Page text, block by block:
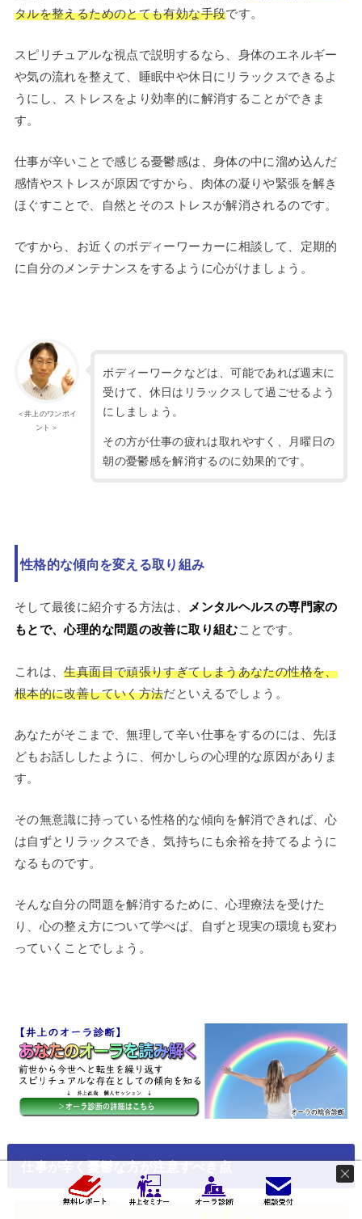
タルを整えるためのとても有効な手段です。
スピリチュアルな視点で説明するなら、身体のエネルギー
や気の流れを整えて、睡眠中や休日にリラックスできるよ
うにし、ストレスをより効率的に解消することができま
す。
仕事が辛いことで感じる憂鬱感は、身体の中に溜め込んだ
感情やストレスが原因ですから、肉体の凝りや緊張を解き
ほぐすことで、自然とそのストレスが解消されるのです。
ですから、お近くのボディーワーカーに相談して、定期的
に自分のメンテナンスをするように心がけましょう。
＜井上のワンポイ
ント＞
ボディーワークなどは、可能であれば週末に
受けて、休日はリラックスして過ごせるよう
にしましょう。
その方が仕事の疲れは取れやすく、月曜日の
朝の憂鬱感を解消するのに効果的です。
性格的な傾向を変える取り組み
そして最後に紹介する方法は、 メンタルヘルスの専門家の
もとで、心理的な問題の改善に取り組むことです。
これは、生真面目で頑張りすぎてしまうあなたの性格を、
根本的に改善していく方法だといえるでしょう。
あなたがそこまで、無理して辛い仕事をするのには、先ほ
どもお話ししたように、何かしらの心理的な原因がありま
す。
その無意識に持っている性格的な傾向を解消できれば、心
は自ずとリラックスでき、気持ちにも余裕を持てるように
なるものです。
そんな自分の問題を解消するために、心理療法を受けた
り、心の整え方について学べば、自ずと現実の環境も変わ
っていくことでしょう。
仕事が辛く憂鬱な方が注意すべき点